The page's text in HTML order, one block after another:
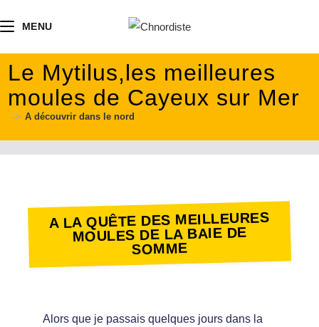
principal
MENU
Le Mytilus,les meilleures
moules de Cayeux sur Mer
-> A découvrir dans le nord
A LA QUÊTE DES MEILLEURES
MOULES DE LA BAIE DE
SOMME
Alors que je passais quelques jours dans la